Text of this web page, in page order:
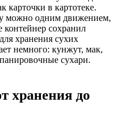
карточки в картотеке.
можно одним движением,
сохранил
хранения сухих
немного: кунжут, мак,
сухари.
хранения до